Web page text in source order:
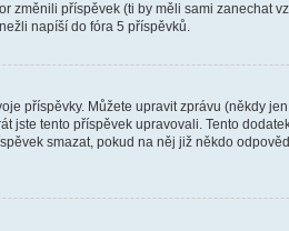
příspěvek (ti by měli sami zanechat
napíší do fóra 5 příspěvků.
příspěvky. Můžete upravit zprávu (někdy
jste tento příspěvek upravovali. Tento
smazat, pokud na něj již někdo